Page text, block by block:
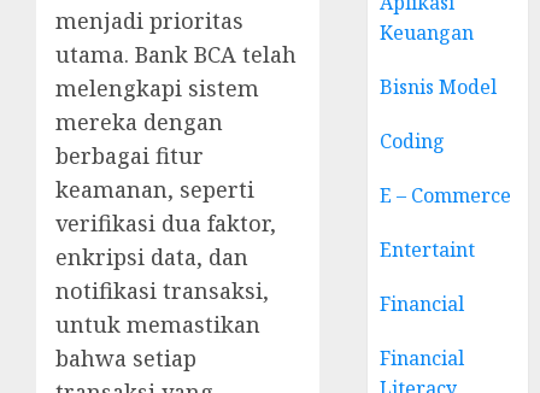
menjadi prioritas
utama. Bank BCA telah
melengkapi sistem
mereka dengan
berbagai fitur
keamanan, seperti
verifikasi dua faktor,
enkripsi data, dan
notifikasi transaksi,
untuk memastikan
bahwa setiap
Keuangan
Bisnis Model
Coding
E – Commerce
Entertaint
Financial
Financial